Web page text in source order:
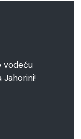
vodeću
Jahorini!